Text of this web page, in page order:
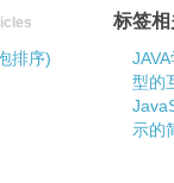
排序)
标签
型的
示的